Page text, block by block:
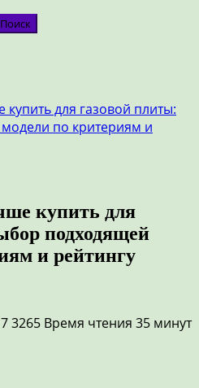
для газовой плиты:
по критериям и
купить для
подходящей
и рейтингу
3265 Время чтения 35 минут